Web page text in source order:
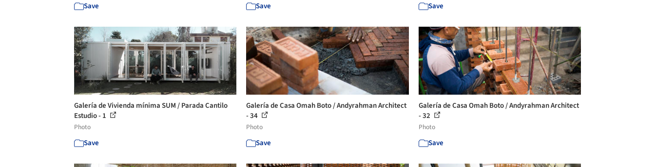
Save Save Save
Galería de Vivienda mínima SUM / Parada Cantilo
Estudio - 1
Photo
Save
Galería de Casa Omah Boto / Andyrahman Architect
- 34
Photo
Save
Galería de Casa Omah Boto / Andyrahman Architect
- 32
Photo
Save